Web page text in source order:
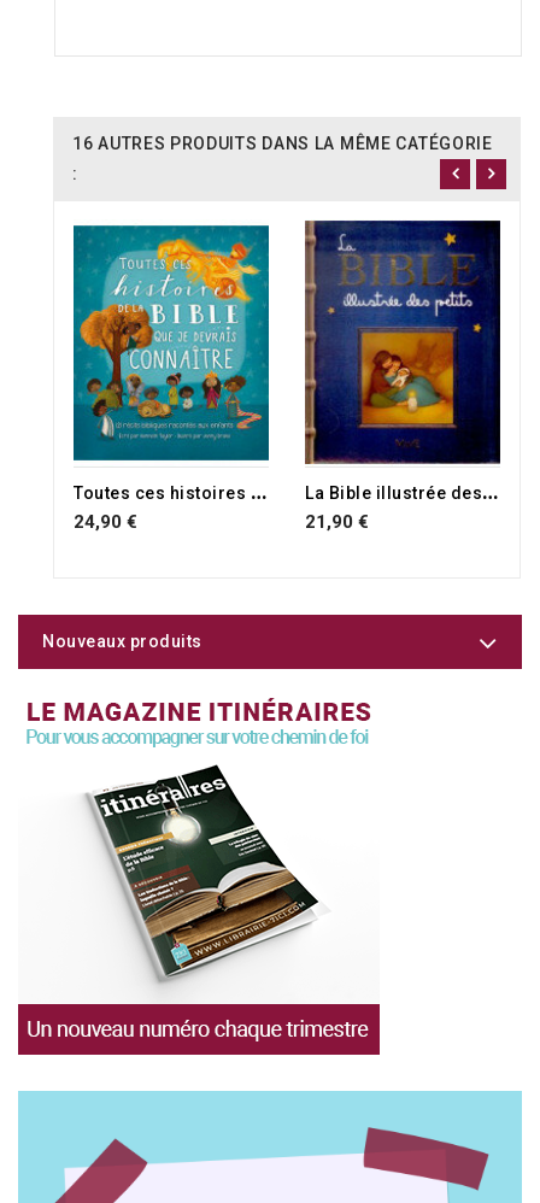
16 AUTRES PRODUITS DANS LA MÊME CATÉGORIE
:
T
outes ces histoires de la Bible que je devrais connaître
24,90 €
RUPTURE DE STOCK L
a Bible illustrée des petits
21,90 €
Nouveaux produits